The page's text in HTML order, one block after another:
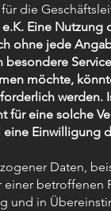
die
Eine
ohne jede
möchte,
werden.
für eine solche
Einwilligung
Daten,
betroffenen
und in